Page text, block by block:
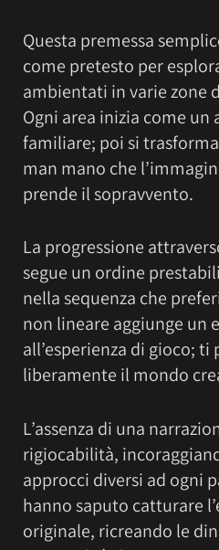
Questa premessa
come pretesto per
ambientati in varie zone
Ogni area inizia come
familiare; poi si
man mano che
prende il sopravvento.
La progressione
segue un ordine
nella sequenza che
non lineare aggiunge un
all’esperienza di gioco;
liberamente il mondo
L’assenza di una
rigiocabilità,
approcci diversi ad ogni
hanno saputo catturare
originale, ricreando le